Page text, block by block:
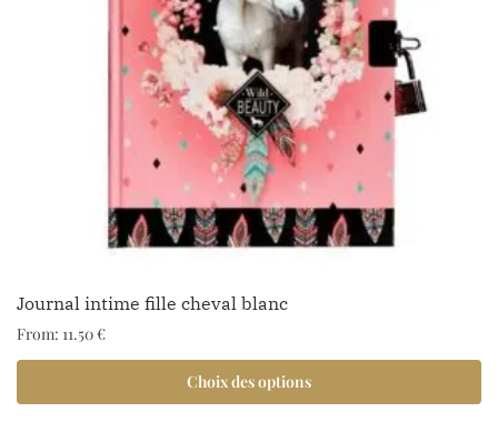
Journal intime fille cheval blanc
From: 11.50€
Choix des options